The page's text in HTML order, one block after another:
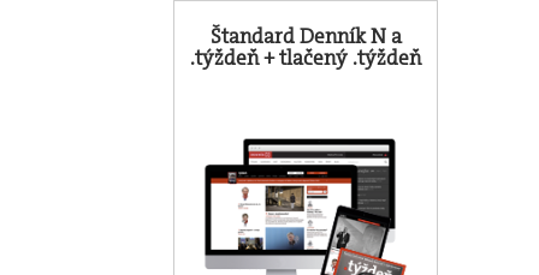
Štandard Denník N a
.týždeň + tlačený .týždeň